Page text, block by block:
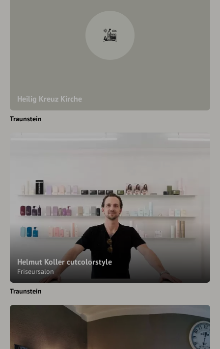
Heilig Kreuz Kirche
Traunstein
Helmut Koller cutcolorstyle
Friseursalon
Traunstein